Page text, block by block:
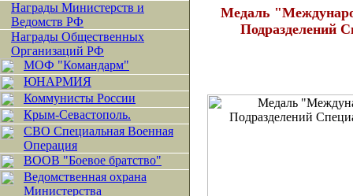
Награды Министерств и
Ведомств РФ
Награды Общественных
Организаций РФ
МОФ "Командарм"
ЮНАРМИЯ
Коммунисты России
Крым-Севастополь.
СВО Специальная Военная
Операция
ВООВ "Боевое братство"
Ведомственная охрана
Министерства
Медаль
Подразделений